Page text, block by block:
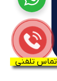
تماس تلفنی